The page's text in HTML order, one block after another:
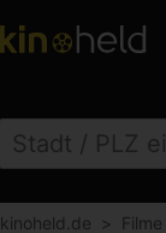
kinoheld.de Filme